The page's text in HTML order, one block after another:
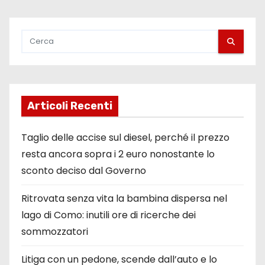
t
c
o
l
i
Articoli Recenti
Taglio delle accise sul diesel, perché il prezzo
resta ancora sopra i 2 euro nonostante lo
sconto deciso dal Governo
Ritrovata senza vita la bambina dispersa nel
lago di Como: inutili ore di ricerche dei
sommozzatori
Litiga con un pedone, scende dall’auto e lo